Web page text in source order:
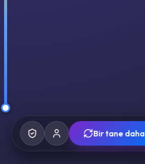
Bir tane daha